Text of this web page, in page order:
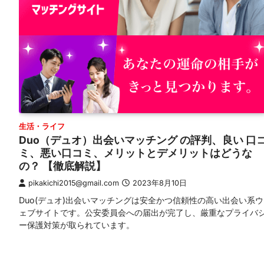
生活・ライフ
Duo（デュオ）出会いマッチング の評判、良い 口
ミ、悪い口コミ、メリットとデメリットはどうな
の？ 【徹底解説】
pikakichi2015@gmail.com 2023年8月10日
Duo(デュオ)出会いマッチングは安全かつ信頼性の高い出会い系ウ
ェブサイトです。公安委員会への届出が完了し、厳重なプライバ
ー保護対策が取られています。